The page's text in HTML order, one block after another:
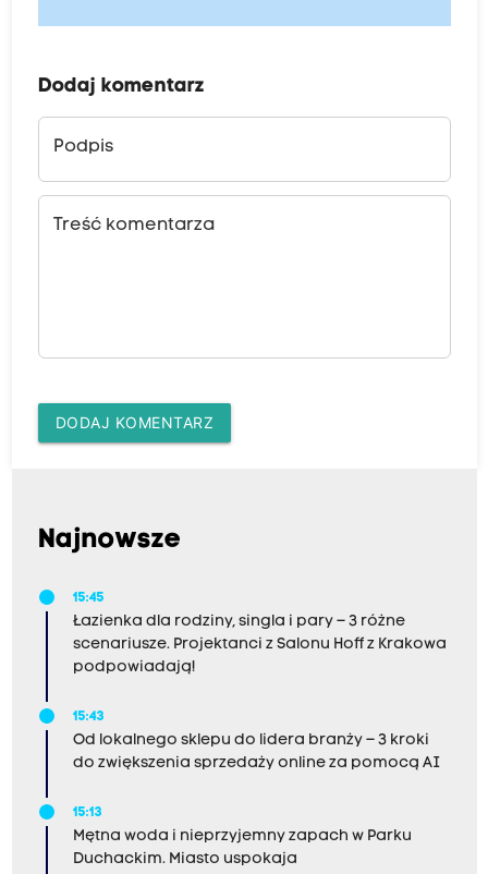
Dodaj komentarz
Podpis
Treść komentarza
DODAJ KOMENTARZ
Najnowsze
15:45
Łazienka dla rodziny, singla i pary – 3 różne
scenariusze. Projektanci z Salonu Hoff z Krakowa
podpowiadają!
15:43
Od lokalnego sklepu do lidera branży – 3 kroki
do zwiększenia sprzedaży online za pomocą AI
15:13
Mętna woda i nieprzyjemny zapach w Parku
Duchackim. Miasto uspokaja